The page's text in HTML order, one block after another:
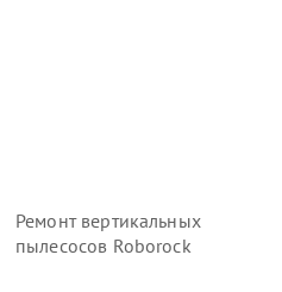
Ремонт вертикальных
пылесосов Roborock